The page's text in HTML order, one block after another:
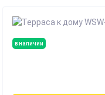
в наличии